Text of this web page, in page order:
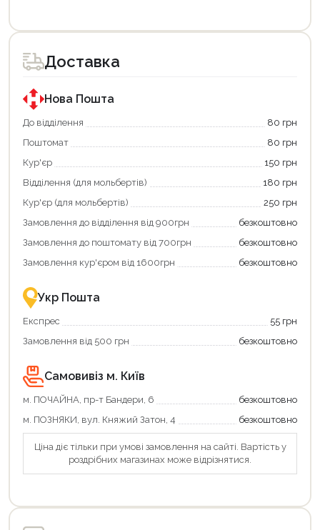
товар
для
покупки
державною
програмою
єКнига.
Використовуйте
карту
щоб
зекономити
та
отримати
переваги!
картою
єКнига
–
зручно
та
вигідно!
товар
для
покупки
державною
програмою
«Національний
кешбек».
покупку
«Національний
кешбек»
та
отримуйте
повернення
Економте
більше
разом
державною
підтримкою!
Доставка
Нова Пошта
До відділення
80 грн
Поштомат
80 грн
Кур'єр
150 грн
Відділення (для мольбертів)
180 грн
Кур'єр (для мольбертів)
250 грн
Замовлення до відділення від 900грн
безкоштовно
Замовлення до поштомату від 700грн
безкоштовно
Замовлення кур'єром від 1600грн
безкоштовно
Укр Пошта
Експрес
55 грн
Замовлення від 500 грн
безкоштовно
Самовивіз м. Київ
м. ПОЧАЙНА, пр-т Бандери, 6
безкоштовно
м. ПОЗНЯКИ, вул. Княжий Затон, 4
безкоштовно
Ціна діє тільки при умові замовлення на сайті. Вартість у
роздрібних магазинах може відрізнятися.